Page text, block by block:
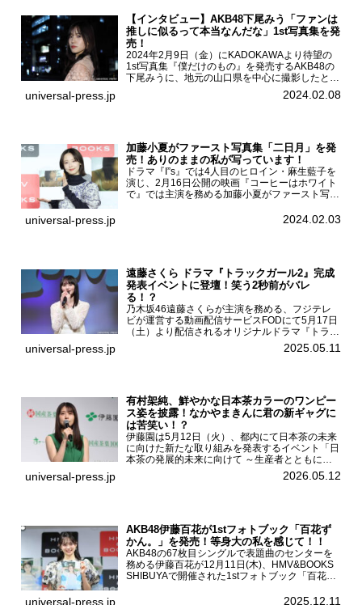
【インタビュー】AKB48下尾みう「ファンは
推しに似るって本当なんだな」1st写真集を発
売！
2024年2月9日（金）にKADOKAWAより待望の
1st写真集『僕だけのもの』を発売するAKB48の
下尾みうに、地元の山口県を中心に撮影したとい
う今回の写真集についてインタビューをお願いし
た。1st写真集『僕だけのもの』を発売する
universal-press.jp 2024.02.08
加藤小夏がファースト写真集「二日月」を発
売！ありのままの私が写っています！
ドラマ『I”s』では4人目のヒロイン・麻生藍子を
演じ、2月16日公開の映画『コーヒーはホワイト
で』では主演を務める加藤小夏がファースト写真
記念イベントをHMV＆BOOKS SHIBUYAで開催
universal-press.jp 2024.02.03
遠藤さくら ドラマ『トラックガール2』完成
発表イベントに登壇！笑う2秒前がバレ
る！？
乃木坂46遠藤さくらが主演を務める、フジテレ
ビが運営する動画配信サービスFODにて5月17日
（土）より配信されるオリジナルドラマ『トラッ
クガール2』の完成発表イベントが５月10日
（土）都内で開催された。FODドラマ『トラック
universal-press.jp 2025.05.11
有村架純、鮮やかな日本茶カラーのワンピー
ス姿を披露！なかやまきんに君の新ギャグに
は苦笑い！？
伊藤園は5月12日（火）、都内にて日本茶の未来
に向けた新たな取り組みを発表するイベント「日
本茶の発展的未来に向けて ～生産者とともに。
日本茶を世界へ～」を開催。イベントには伊藤園
のCMキャラクターを務める有村架純、伊藤園よ
universal-press.jp 2026.05.12
AKB48伊藤百花が1stフォトブック「百花ず
かん。」を発売！等身大の私を感じて！！
AKB48の67枚目シングルで表題曲のセンターを
務める伊藤百花が12月11日(木)、HMV&BOOKS
SHIBUYAで開催された1stフォトブック「百花ず
した。AKB48伊藤百花1stフォトブッ...
universal-press.jp 2025.12.11